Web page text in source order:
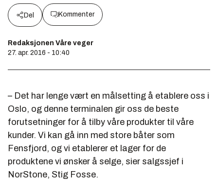
Del Kommenter
Redaksjonen Våre veger
27. apr. 2016 - 10:40
– Det har lenge vært en målsetting å etablere oss i
Oslo, og denne terminalen gir oss de beste
forutsetninger for å tilby våre produkter til våre
kunder. Vi kan gå inn med store båter som
Fensfjord, og vi etablerer et lager for de
produktene vi ønsker å selge, sier salgssjef i
NorStone, Stig Fosse.